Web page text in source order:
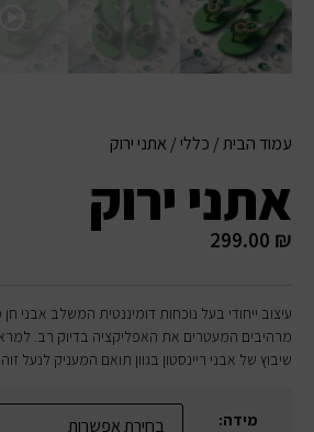
עמוד הבית/ כללי/ אתני ירוק
אתני ירוק
299.00 ₪
עיצוב ייחודי בעל נוכחות דומיננטית המשלב אבני
מרהיבים המעטרים את האפליקציה בדיוק רב.
שיבוץ של אבני ריינסטון בגוון תואם המעניק לנעל
מידה: